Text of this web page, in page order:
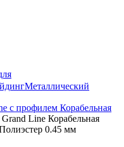
Металлический
с профилем Корабельная
Line Корабельная
0.45 мм